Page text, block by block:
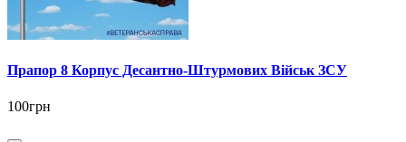
Прапор 8 Корпус Десантно-Штурмових Військ ЗСУ
100грн